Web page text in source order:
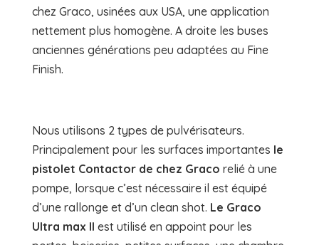
chez Graco, usinées aux USA, une application
nettement plus homogène. A droite les buses
anciennes générations peu adaptées au Fine
Finish.
Nous utilisons 2 types de pulvérisateurs.
Principalement pour les surfaces importantes le
pistolet Contactor de chez Graco relié à une
pompe, lorsque c’est nécessaire il est équipé
d’une rallonge et d’un clean shot. Le Graco
Ultra max II est utilisé en appoint pour les